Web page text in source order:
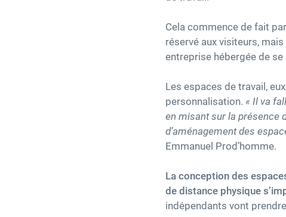
Cela commence de fait
réservé aux visiteurs,
entreprise hébergée de
Les espaces de travail,
personnalisation. « Il va
en misant sur la présence
d’aménagement des
Emmanuel Prod’homme.
La conception des
de distance physique
indépendants vont